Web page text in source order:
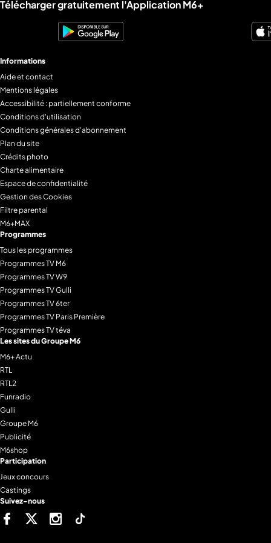
Liens utiles M6+.
Télécharger gratuitement l'Application M6+
Informations
Aide et contact
Mentions légales
Accessibilité : partiellement conforme
Conditions d'utilisation
Conditions générales d'abonnement
Plan du site
Crédits photo
Charte alimentaire
Espace de confidentialité
Gestion des Cookies
Filtre parental
M6+MAX
Programmes
Tous les programmes
Programmes TV M6
Programmes TV W9
Programmes TV Gulli
Programmes TV 6ter
Programmes TV Paris Première
Programmes TV téva
Les sites du Groupe M6
M6+ Actu
RTL
RTL2
Funradio
Gulli
Groupe M6
Publicité
M6shop
Participation
Jeux concours
Castings
Suivez-nous
FacebookTwitter Instagram